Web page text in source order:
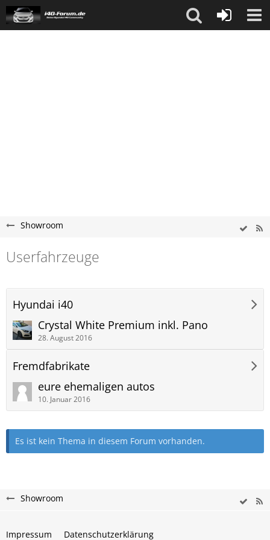
Showroom
Userfahrzeuge
Hyundai i40
Crystal White Premium inkl. Pano
28. August 2016
Fremdfabrikate
eure ehemaligen autos
10. Januar 2016
Es ist kein Thema in diesem Forum vorhanden.
Showroom
Impressum Datenschutzerklärung